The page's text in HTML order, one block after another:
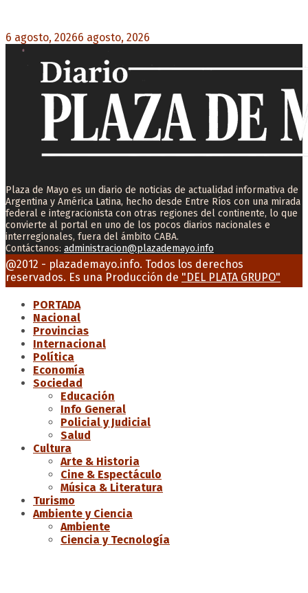
6 agosto, 20266 agosto, 2026
Plaza de Mayo es un diario de noticias de actualidad informativa de
Argentina y América Latina, hecho desde Entre Ríos con una mirada
federal e integracionista con otras regiones del continente, lo que
convierte al portal en uno de los pocos diarios nacionales e
interregionales, fuera del ámbito CABA.
Contáctanos: administracion@plazademayo.info
Facebook
Twitter
Instagram
Youtube
Email
@2012 - plazademayo.info. Todos los derechos
reservados. Es una Producción de "DEL PLATA GRUPO"
PORTADA
Nacional
Provincias
Internacional
Política
Economía
Sociedad
Educación
Info General
Policial y Judicial
Salud
Cultura
Arte & Historia
Cine & Espectáculo
Música & Literatura
Turismo
Ambiente y Ciencia
Ambiente
Ciencia y Tecnología